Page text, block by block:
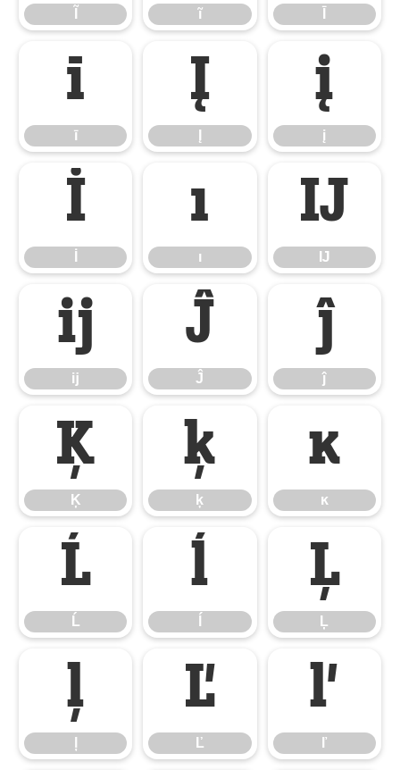
ĩ
ī
ī
Į į
į
İ ı
ı
Ĳ
Ĳ
ĳ
ĳ
Ĵ
Ĵ
ĵ
ĵ
Ķ
Ķ
ķ
ķ
ĸ
ĸ
Ĺ
Ĺ
ĺ Ļ
Ļ
ļ Ľ
Ľ
ľ
ľ